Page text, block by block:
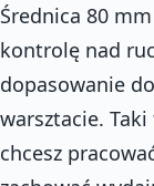
Średnica 80
kontrolę nad
dopasowanie
warsztacie.
chcesz